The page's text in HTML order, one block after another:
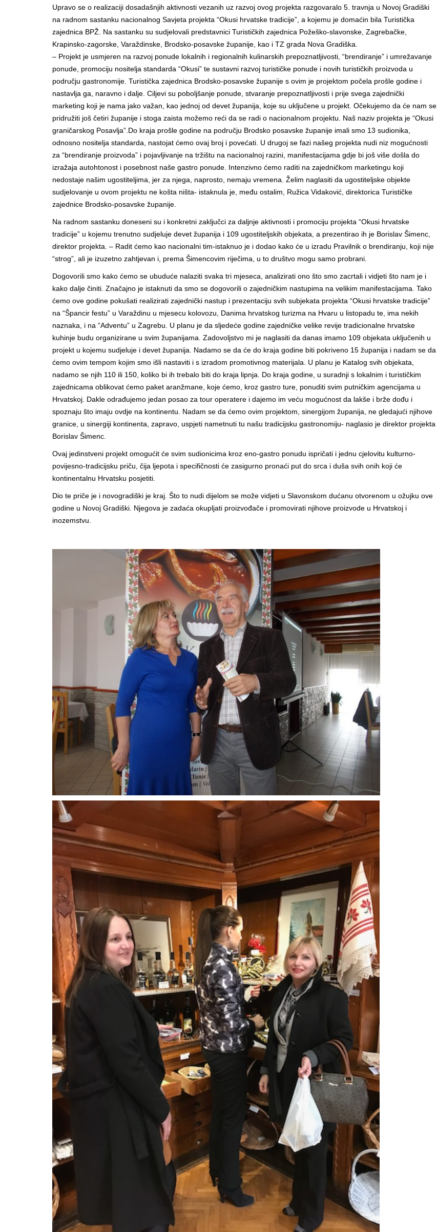
Upravo se o realizaciji dosadašnjih aktivnosti vezanih uz razvoj ovog projekta razgovaralo 5. travnja u Novoj Gradiški
na radnom sastanku nacionalnog Savjeta projekta “Okusi hrvatske tradicije”, a kojemu je domaćin bila Turistička
zajednica BPŽ. Na sastanku su sudjelovali predstavnici Turističkih zajednica Požeško-slavonske, Zagrebačke,
Krapinsko-zagorske, Varaždinske, Brodsko-posavske županije, kao i TZ grada Nova Gradiška.
– Projekt je usmjeren na razvoj ponude lokalnih i regionalnih kulinarskih prepoznatljivosti, “brendiranje” i umrežavanje
ponude, promociju nositelja standarda “Okusi” te sustavni razvoj turističke ponude i novih turističkih proizvoda u
području gastronomije. Turistička zajednica Brodsko-posavske županije s ovim je projektom počela prošle godine i
nastavlja ga, naravno i dalje. Ciljevi su poboljšanje ponude, stvaranje prepoznatljivosti i prije svega zajednički
marketing koji je nama jako važan, kao jednoj od devet županija, koje su uključene u projekt. Očekujemo da će nam se
pridružiti još četiri županije i stoga zaista možemo reći da se radi o nacionalnom projektu. Naš naziv projekta je “Okusi
graničarskog Posavlja”.Do kraja prošle godine na području Brodsko posavske županije imali smo 13 sudionika,
odnosno nositelja standarda, nastojat ćemo ovaj broj i povećati. U drugoj se fazi našeg projekta nudi niz mogućnosti
za “brendiranje proizvoda” i pojavljivanje na tržištu na nacionalnoj razini, manifestacijama gdje bi još više došla do
izražaja autohtonost i posebnost naše gastro ponude. Intenzivno ćemo raditi na zajedničkom marketingu koji
nedostaje našim ugostiteljima, jer za njega, naprosto, nemaju vremena. Želim naglasiti da ugostiteljske objekte
sudjelovanje u ovom projektu ne košta ništa- istaknula je, među ostalim, Ružica Vidaković, direktorica Turističke
zajednice Brodsko-posavske županije.
Na radnom sastanku doneseni su i konkretni zaključci za daljnje aktivnosti i promociju projekta “Okusi hrvatske
tradicije” u kojemu trenutno sudjeluje devet županija i 109 ugostiteljskih objekata, a prezentirao ih je Borislav Šimenc,
direktor projekta. – Radit ćemo kao nacionalni tim-istaknuo je i dodao kako će u izradu Pravilnik o brendiranju, koji nije
“strog”, ali je izuzetno zahtjevan i, prema Šimencovim riječima, u to društvo mogu samo probrani.
Dogovorili smo kako ćemo se ubuduće nalaziti svaka tri mjeseca, analizirati ono što smo zacrtali i vidjeti što nam je i
kako dalje činiti. Značajno je istaknuti da smo se dogovorili o zajedničkim nastupima na velikim manifestacijama. Tako
ćemo ove godine pokušati realizirati zajednički nastup i prezentaciju svih subjekata projekta “Okusi hrvatske tradicije”
na “Špancir festu” u Varaždinu u mjesecu kolovozu, Danima hrvatskog turizma na Hvaru u listopadu te, ima nekih
naznaka, i na “Adventu” u Zagrebu. U planu je da sljedeće godine zajedničke velike revije tradicionalne hrvatske
kuhinje budu organizirane u svim županijama. Zadovoljstvo mi je naglasiti da danas imamo 109 objekata uključenih u
projekt u kojemu sudjeluje i devet županija. Nadamo se da će do kraja godine biti pokriveno 15 županija i nadam se da
ćemo ovim tempom kojim smo išli nastaviti i s izradom promotivnog materijala. U planu je Katalog svih objekata,
nadamo se njih 110 ili 150, koliko bi ih trebalo biti do kraja lipnja. Do kraja godine, u suradnji s lokalnim i turističkim
zajednicama oblikovat ćemo paket aranžmane, koje ćemo, kroz gastro ture, ponuditi svim putničkim agencijama u
Hrvatskoj. Dakle odrađujemo jedan posao za tour operatere i dajemo im veću mogućnost da lakše i brže dođu i
spoznaju što imaju ovdje na kontinentu. Nadam se da ćemo ovim projektom, sinergijom županija, ne gledajući njihove
granice, u sinergiji kontinenta, zapravo, uspjeti nametnuti tu našu tradicijsku gastronomiju- naglasio je direktor projekta
Borislav Šimenc.
Ovaj jedinstveni projekt omogućit će svim sudionicima kroz eno-gastro ponudu ispričati i jednu cjelovitu kulturno-
povijesno-tradicijsku priču, čija ljepota i specifičnosti će zasigurno pronaći put do srca i duša svih onih koji će
kontinentalnu Hrvatsku posjetiti.
Dio te priče je i novogradiški je kraj. Što to nudi dijelom se može vidjeti u Slavonskom dućanu otvorenom u ožujku ove
godine u Novoj Gradiški. Njegova je zadaća okupljati proizvođače i promovirati njihove proizvode u Hrvatskoj i
inozemstvu.